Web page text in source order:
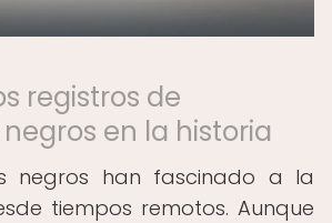
registros de
en la historia
negros han fascinado a la
tiempos remotos. Aunque